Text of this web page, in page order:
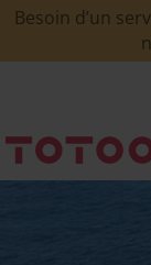
Besoin d’un